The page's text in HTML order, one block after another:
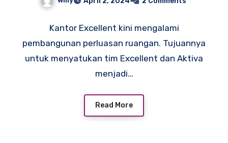
Kantor Excellent kini mengalami
pembangunan perluasan ruangan. Tujuannya
untuk menyatukan tim Excellent dan Aktiva
menjadi…
Read More